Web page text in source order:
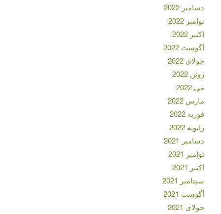
دسامبر 2022
نوامبر 2022
اکتبر 2022
آگوست 2022
جولای 2022
ژوئن 2022
می 2022
مارس 2022
فوریه 2022
ژانویه 2022
دسامبر 2021
نوامبر 2021
اکتبر 2021
سپتامبر 2021
آگوست 2021
جولای 2021